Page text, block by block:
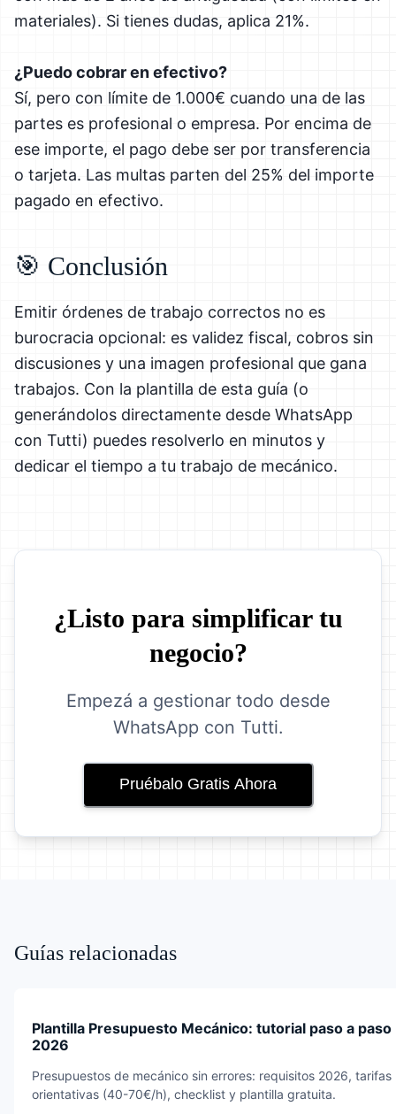
materiales). Si tienes dudas, aplica 21%.
¿Puedo cobrar en efectivo?
Sí, pero con límite de 1.000€ cuando una de las
partes es profesional o empresa. Por encima de
ese importe, el pago debe ser por transferencia
o tarjeta. Las multas parten del 25% del importe
pagado en efectivo.
🎯 Conclusión
Emitir órdenes de trabajo correctos no es
burocracia opcional: es validez fiscal, cobros sin
discusiones y una imagen profesional que gana
trabajos. Con la plantilla de esta guía (o
generándolos directamente desde WhatsApp
con Tutti) puedes resolverlo en minutos y
dedicar el tiempo a tu trabajo de mecánico.
¿Listo para simplificar tu
negocio?
Empezá a gestionar todo desde
WhatsApp con Tutti.
Pruébalo Gratis Ahora
Guías relacionadas
Plantilla Presupuesto Mecánico: tutorial paso a paso
2026
Presupuestos de mecánico sin errores: requisitos 2026, tarifas
orientativas (40-70€/h), checklist y plantilla gratuita.